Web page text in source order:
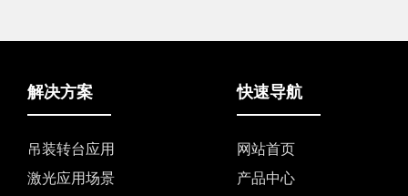
解决方案
吊装转台应用
激光应用场景
快速导航
网站首页
产品中心